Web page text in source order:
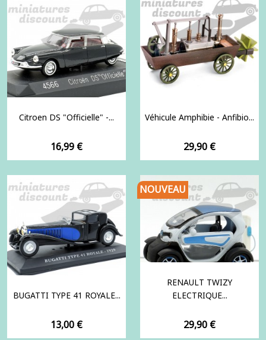
Citroen DS "Officielle" -...
Prix
16,99 €
Véhicule Amphibie - Anfibio...
Prix
29,90 €
BUGATTI TYPE 41 ROYALE...
Prix
13,00 €
RENAULT TWIZY
ELECTRIQUE...
Prix
29,90 €
NOUVEAU